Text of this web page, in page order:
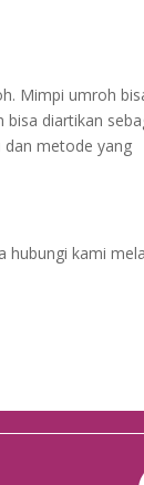
Mimpi umroh
diartikan
dan metode yang
hubungi kami